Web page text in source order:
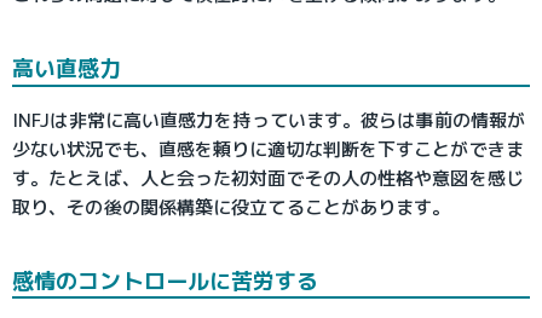
高い直感力
INFJは非常に高い直感力を持っています。彼らは事前の情報が
少ない状況でも、直感を頼りに適切な判断を下すことができま
す。たとえば、人と会った初対面でその人の性格や意図を感じ
取り、その後の関係構築に役立てることがあります。
感情のコントロールに苦労する